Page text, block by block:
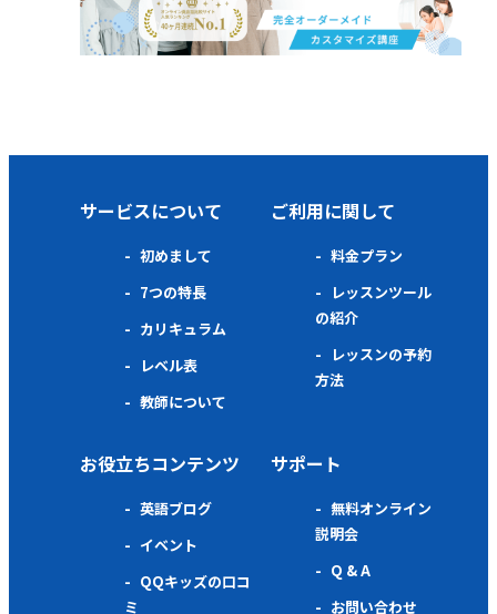
サービスについて
初めまして
7つの特長
カリキュラム
レベル表
教師について
ご利用に関して
料金プラン
レッスンツール
の紹介
レッスンの予約
方法
お役立ちコンテンツ
英語ブログ
イベント
QQキッズの口コ
ミ
サポート
無料オンライン
説明会
Q & A
お問い合わせ